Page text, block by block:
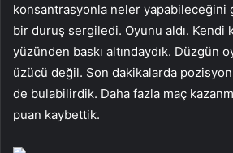
konsantrasyonla neler yapabileceğini
bir duruş sergiledi. Oyunu aldı. Kendi
yüzünden baskı altındaydık. Düzgün
üzücü değil. Son dakikalarda
de bulabilirdik. Daha fazla maç
puan kaybettik.